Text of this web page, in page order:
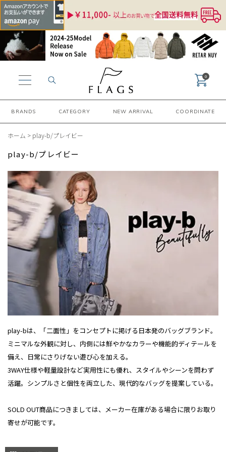
BRANDS CATEGORY NEW ARRIVAL COORDINATE
0
ホーム > play-b/プレイビー
play-b/プレイビー
play-bは、「二面性」をコンセプトに掲げる日本発のバッグブランド。
ミニマルな外観に対し、内側には鮮やかなカラーや機能的ディテールを
備え、日常にさりげない遊び心を加える。
3WAY仕様や軽量設計など実用性にも優れ、スタイルやシーンを問わず
活躍。シンプルさと個性を両立した、現代的なバッグを提案している。
SOLD OUT商品につきましては、メーカー在庫がある場合に限りお取り
寄せが可能です。